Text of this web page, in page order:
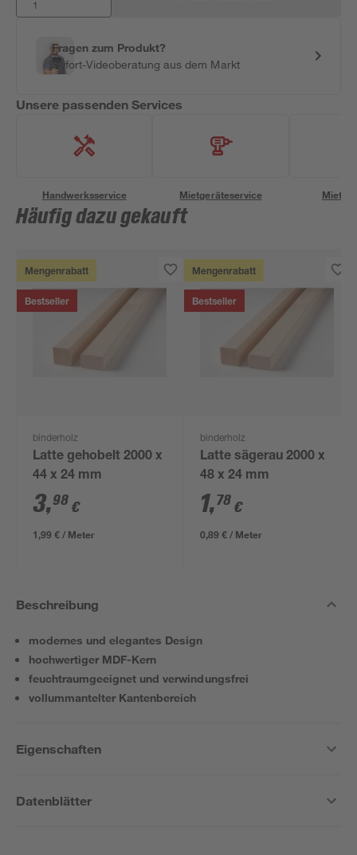
Fragen zum Produkt?
Sofort-Videoberatung aus dem Markt
Unsere passenden Services
Handwerksservice Mietgeräteservice
Häufig dazu gekauft
Mengenrabatt
Bestseller
binderholz
Latte gehobelt 2000 x
44 x 24 mm
3,98 €
1,99 € / Meter
Mengenrabatt
Bestseller
binderholz
Latte sägerau 2000 x
48 x 24 mm
1,78 €
0,89 € / Meter
Beschreibung
modernes und elegantes Design
hochwertiger MDF-Kern
feuchtraumgeeignet und verwindungsfrei
vollummantelter Kantenbereich
Eigenschaften
Datenblätter